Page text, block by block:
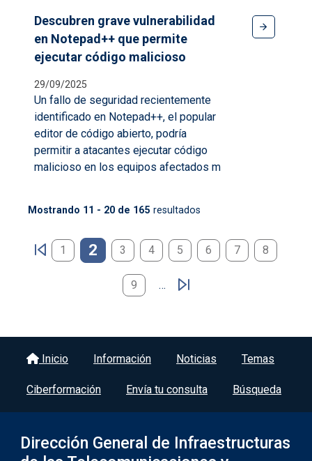
Descubren grave vulnerabilidad
en Notepad++ que permite
ejecutar código malicioso
29/09/2025
Un fallo de seguridad recientemente
identificado en Notepad++, el popular
editor de código abierto, podría
permitir a atacantes ejecutar código
malicioso en los equipos afectados m
Mostrando 11 - 20 de 165 resultados
Paginación
1 2 3 4 5 6 7 8
9 …
Menú del pie
Inicio Información Noticias Temas
Ciberformación Envía tu consulta Búsqueda
Dirección General de Infraestructuras